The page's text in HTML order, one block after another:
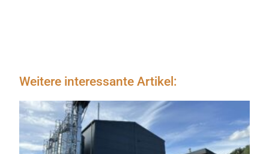
Weitere interessante Artikel: